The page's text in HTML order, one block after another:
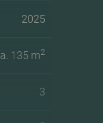
2025
135 m2
3